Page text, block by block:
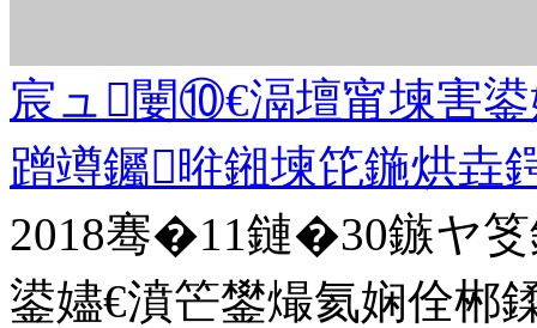
宸ュ闄⑩€滆壇甯堜害
蹭竴钃暀鎺堜笓鍦烘垚
2018骞�11鏈�30鏃ヤ
鍙嬧€濆笀鐢熶氦娴佺郴